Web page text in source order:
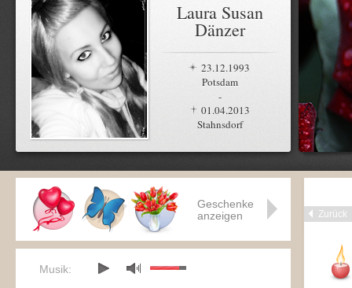
Laura Susan
Dänzer
23.12.1993
Potsdam
-
01.04.2013
Stahnsdorf
Zurück
Geschenke
anzeigen
Musik: